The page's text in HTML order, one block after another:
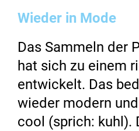
Wieder in Mode
Das Sammeln der
hat sich zu einem
entwickelt. Das
wieder modern
cool (sprich: kuhl).